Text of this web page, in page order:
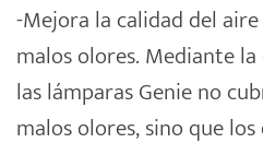
-Mejora la calidad del
malos olores. Mediante
las lámparas Genie no
malos olores, sino que